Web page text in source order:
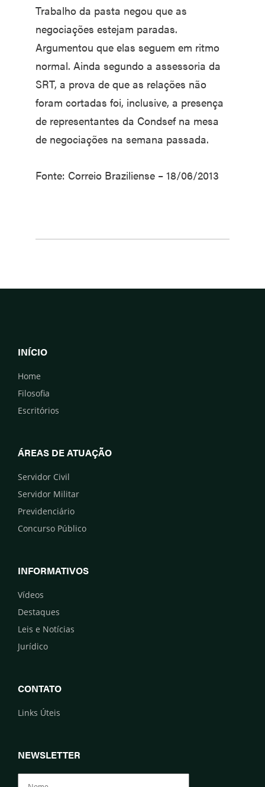
Trabalho da pasta negou que as
negociações estejam paradas.
Argumentou que elas seguem em ritmo
normal. Ainda segundo a assessoria da
SRT, a prova de que as relações não
foram cortadas foi, inclusive, a presença
de representantes da Condsef na mesa
de negociações na semana passada.
Fonte: Correio Braziliense – 18/06/2013
INÍCIO
Home
Filosofia
Escritórios
ÁREAS DE ATUAÇÃO
Servidor Civil
Servidor Militar
Previdenciário
Concurso Público
INFORMATIVOS
Vídeos
Destaques
Leis e Notícias
Jurídico
CONTATO
Links Úteis
NEWSLETTER